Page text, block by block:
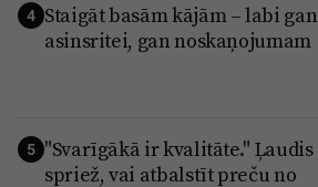
4 Staigāt basām kājām – labi gan
asinsritei, gan noskaņojumam
5 "Svarīgākā ir kvalitāte." Ļaudis
spriež, vai atbalstīt preču no